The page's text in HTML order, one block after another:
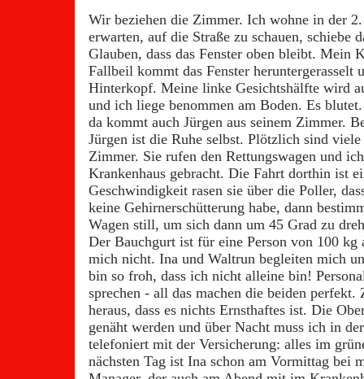
Wir beziehen die Zimmer. Ich wohne in der
erwarten, auf die Straße zu schauen, schiebe
Glauben, dass das Fenster oben bleibt. Mein
Fallbeil kommt das Fenster heruntergerasselt
Hinterkopf. Meine linke Gesichtshälfte wird
und ich liege benommen am Boden. Es
da kommt auch Jürgen aus seinem Zimmer.
Jürgen ist die Ruhe selbst. Plötzlich sind
Zimmer. Sie rufen den Rettungswagen und
Krankenhaus gebracht. Die Fahrt dorthin ist
Geschwindigkeit rasen sie über die Poller,
keine Gehirnerschütterung habe, dann
Wagen still, um sich dann um 45 Grad zu
Der Bauchgurt ist für eine Person von 100 kg
mich nicht. Ina und Waltrun begleiten mich
bin so froh, dass ich nicht alleine bin!
sprechen - all das machen die beiden
heraus, dass es nichts Ernsthaftes ist. Die
genäht werden und über Nacht muss ich in
telefoniert mit der Versicherung: alles im
nächsten Tag ist Ina schon am Vormittag bei